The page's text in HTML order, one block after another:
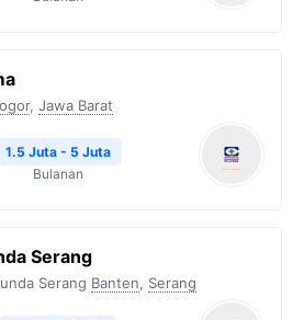
, Jawa Barat
1.5 Juta - 5 Juta
Bulanan
Serang
Serang Banten, Serang